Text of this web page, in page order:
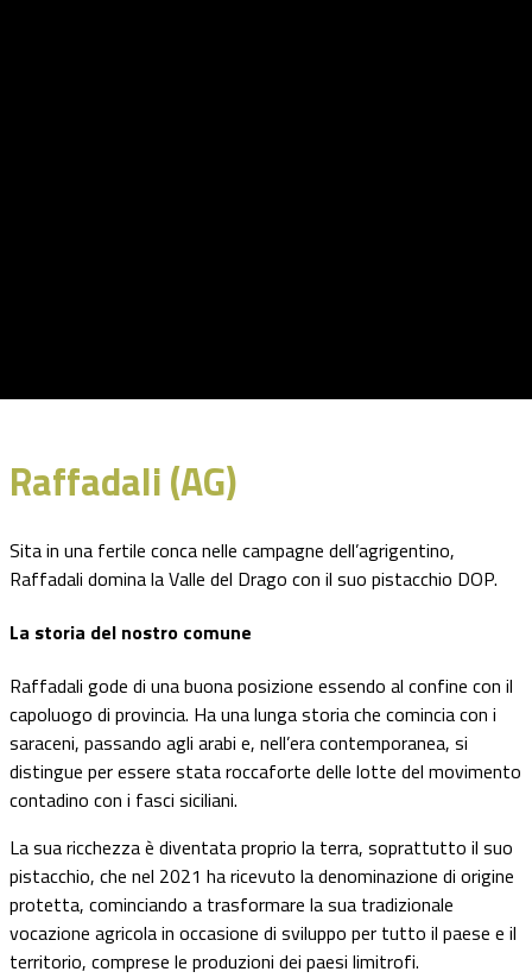
Raffadali (AG)
Sita in una fertile conca nelle campagne dell’agrigentino,
Raffadali domina la Valle del Drago con il suo pistacchio DOP.
La storia del nostro comune
Raffadali gode di una buona posizione essendo al confine con il
capoluogo di provincia. Ha una lunga storia che comincia con i
saraceni, passando agli arabi e, nell’era contemporanea, si
distingue per essere stata roccaforte delle lotte del movimento
contadino con i fasci siciliani.
La sua ricchezza è diventata proprio la terra, soprattutto il suo
pistacchio, che nel 2021 ha ricevuto la denominazione di origine
protetta, cominciando a trasformare la sua tradizionale
vocazione agricola in occasione di sviluppo per tutto il paese e il
territorio, comprese le produzioni dei paesi limitrofi.